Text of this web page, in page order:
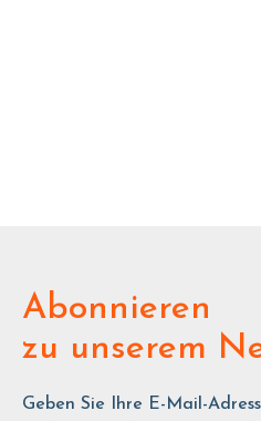
Abonnieren
zu unserem
Geben Sie Ihre E-Mail-